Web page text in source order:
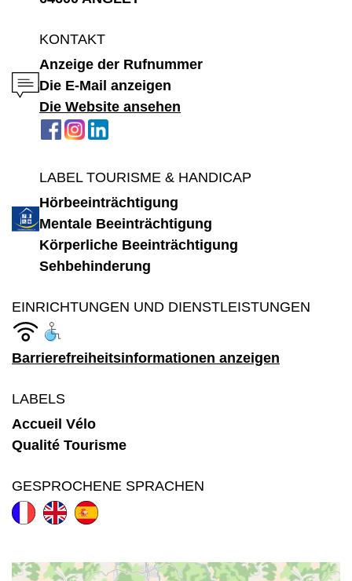
KONTAKT
Anzeige der Rufnummer
Die E-Mail anzeigen
Die Website ansehen
LABEL TOURISME & HANDICAP
Hörbeeinträchtigung
Mentale Beeinträchtigung
Körperliche Beeinträchtigung
Sehbehinderung
EINRICHTUNGEN UND DIENSTLEISTUNGEN
Barrierefreiheitsinformationen anzeigen
LABELS
Accueil Vélo
Qualité Tourisme
GESPROCHENE SPRACHEN